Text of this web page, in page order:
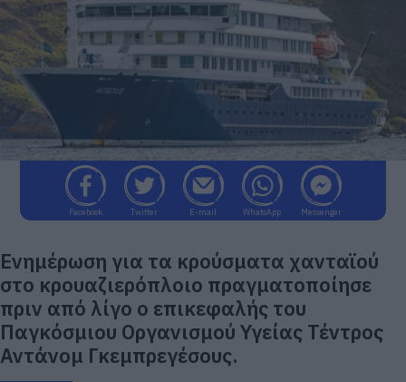
Facebook Twitter E-mail WhatsApp Messenger
Ενημέρωση για τα κρούσματα χανταϊού
στο κρουαζιερόπλοιο πραγματοποίησε
πριν από λίγο ο επικεφαλής του
Παγκόσμιου Οργανισμού Υγείας Τέντρος
Αντάνομ Γκεμπρεγέσους.